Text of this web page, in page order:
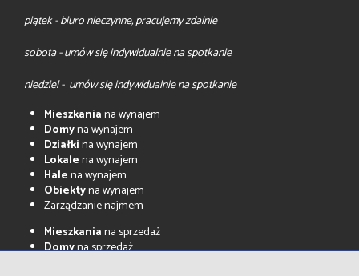
piątek - biuro nieczynne, pracujemy zdalnie
sobota - umów się indywidualnie na spotkanie
niedziel - umów się indywidualnie na spotkanie
Mieszkaniana wynajem
Domyna wynajem
Działkina wynajem
Lokalena wynajem
Halena wynajem
Obiektyna wynajem
Zarządzanie najmem
Mieszkaniana sprzedaż
Domyna sprzedaż